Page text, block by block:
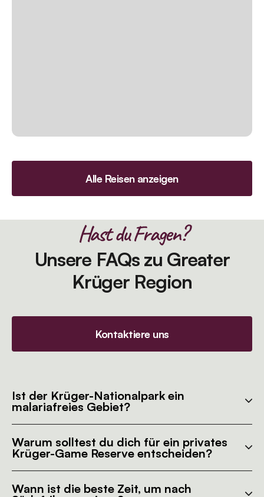
Alle Reisen anzeigen
Hast du Fragen?
Unsere FAQs zu Greater
Krüger Region
Kontaktiere uns
Ist der Krüger-Nationalpark ein
malariafreies Gebiet?
Warum solltest du dich für ein privates
Krüger-Game Reserve entscheiden?
Wann ist die beste Zeit, um nach